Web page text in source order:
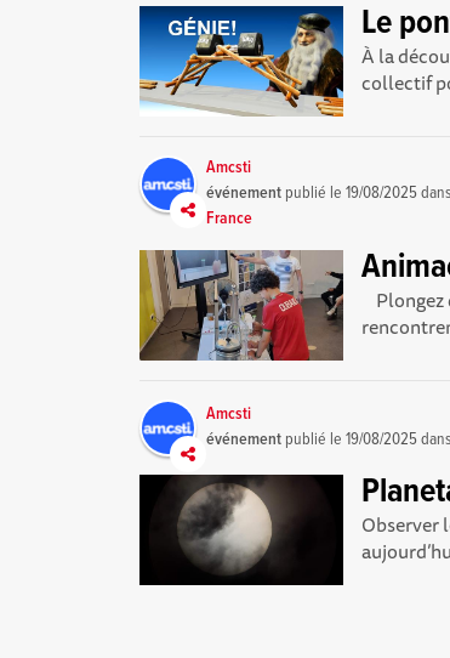
Le
À la
collectif
Amcsti
événement publié le19/08/2025
France
Amcsti
événement publié le19/08/2025
Observer